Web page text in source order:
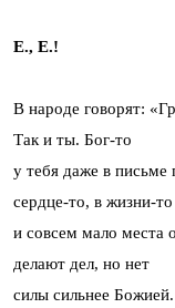
Е., Е.!
В народе говорят:
Так и ты. Бог-то
у тебя даже в письме
сердце-то, в жизни-
и совсем мало места
делают дел, но нет
силы сильнее